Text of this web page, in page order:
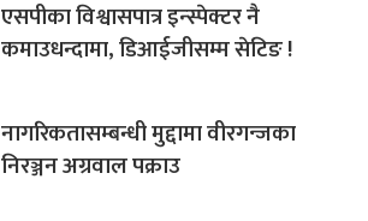
एसपीका विश्वासपात्र इन्स्पेक्टर नै
कमाउधन्दामा, डिआईजीसम्म सेटिङ !
नागरिकतासम्बन्धी मुद्दामा वीरगन्जका
निरञ्जन अग्रवाल पक्राउ